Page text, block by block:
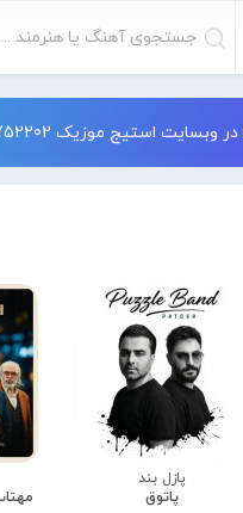
استیج موزیک 09379752202
پازل بند
پاتوق